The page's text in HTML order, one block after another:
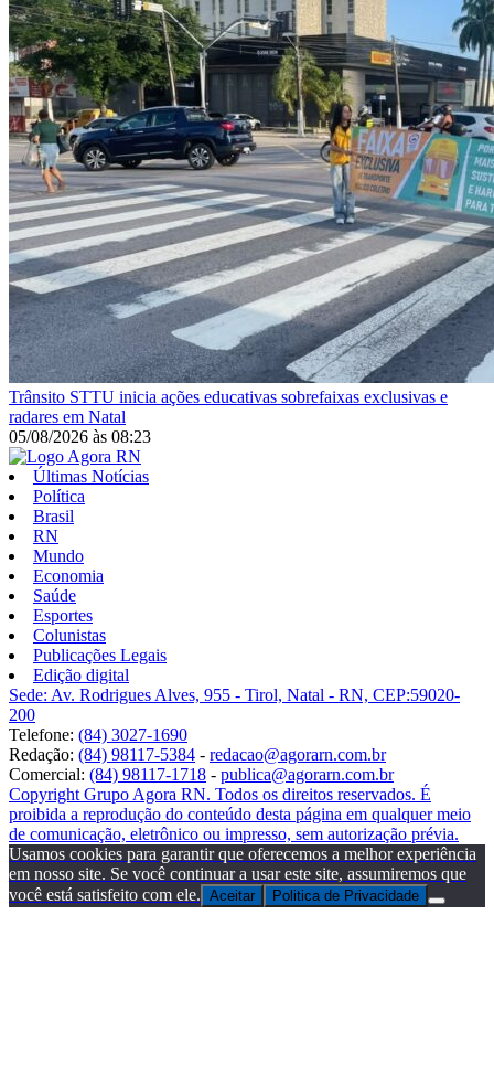
Trânsito STTU inicia ações educativas sobrefaixas exclusivas e
radares em Natal
05/08/2026 às 08:23
Últimas Notícias
Política
Brasil
RN
Mundo
Economia
Saúde
Esportes
Colunistas
Publicações Legais
Edição digital
Sede: Av. Rodrigues Alves, 955 - Tirol, Natal - RN, CEP:59020-
200
Telefone: (84) 3027-1690
Redação: (84) 98117-5384 - redacao@agorarn.com.br
Comercial: (84) 98117-1718 - publica@agorarn.com.br
Copyright Grupo Agora RN. Todos os direitos reservados. É
proibida a reprodução do conteúdo desta página em qualquer meio
de comunicação, eletrônico ou impresso, sem autorização prévia.
Usamos cookies para garantir que oferecemos a melhor experiência
em nosso site. Se você continuar a usar este site, assumiremos que
você está satisfeito com ele. Aceitar Politica de Privacidade